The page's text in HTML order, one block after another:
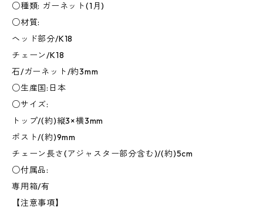
○種類: ガーネット(1月)
○材質:
ヘッド部分/K18
チェーン/K18
石/ガーネット/約3mm
○生産国:日本
○サイズ:
トップ/(約)縦3×横3mm
ポスト/(約)9mm
チェーン長さ(アジャスター部分含む)/(約)5cm
○付属品:
専用箱/有
【注意事項】